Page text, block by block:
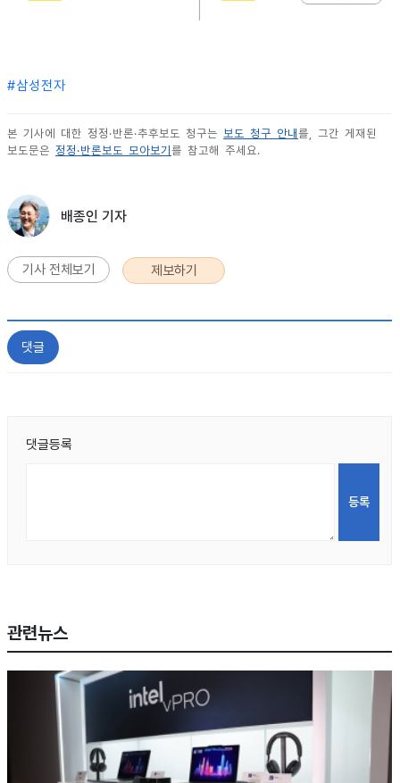
#삼성전자
본 기사에 대한 정정·반론·추후보도 청구는 보도 청구 안내 를, 그간 게재된
보도문은 정정·반론보도 모아보기 를 참고해 주세요.
배종인 기자
기사 전체보기 제보하기
댓글
댓글등록
관련뉴스